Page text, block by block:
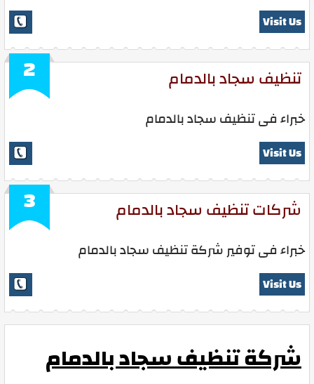
Visit Us
2 تنظيف سجاد بالدمام
خبراء فى تنظيف سجاد بالدمام
Visit Us
3 شركات تنظيف سجاد بالدمام
خبراء فى توفير شركة تنظيف سجاد بالدمام
Visit Us
شركة تنظيف سجاد بالدمام